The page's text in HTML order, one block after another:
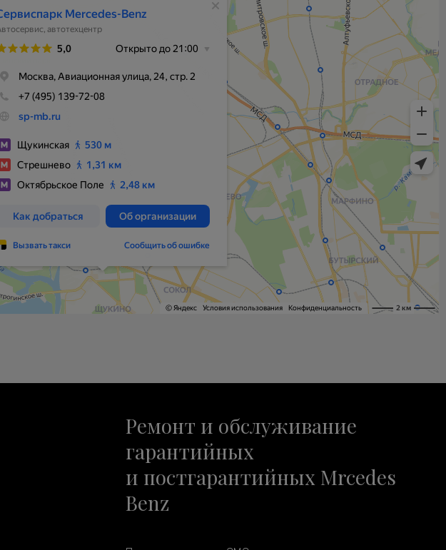
Ремонт и обслуживание
гарантийных
и постгарантийных Mrcedes
Benz